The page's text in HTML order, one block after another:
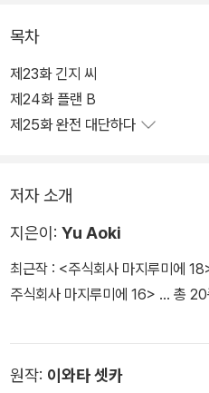
목차
제23화 긴지 씨
제24화 플랜 B
제25화 완전 대단하다
저자 소개
지은이: Yu Aoki
최근작 : <주식회사 마지루미에
주식회사 마지루미에 16> … 총 20
원작: 이와타 셋카